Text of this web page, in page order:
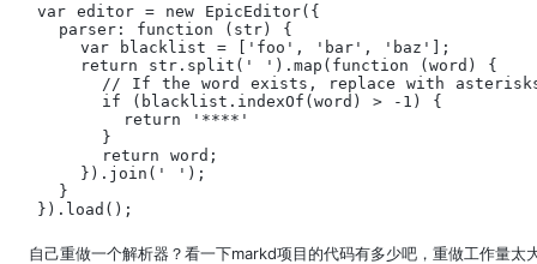
var editor = new EpicEditor({
parser: function (str) {
var blacklist = ['foo', 'bar', 'baz'];
return str.split(' ').map(function (word) {
// If the word exists, replace with
if (blacklist.indexOf(word) > -1) {
return '****'
}
return word;
}).join(' ');
}
}).load();
自己重做一个解析器？看一下markd项目的代码有多少吧，重做工作量太